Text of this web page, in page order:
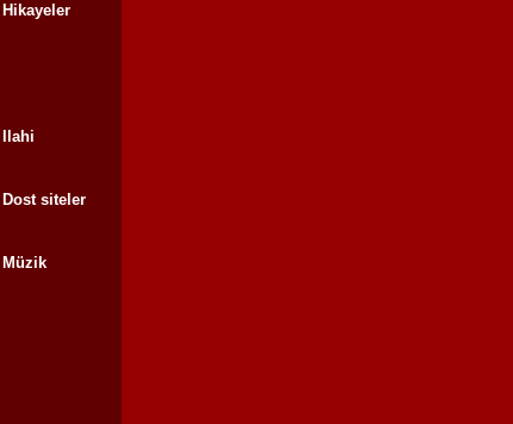
Hikayeler
Ilahi
Dost siteler
Müzik